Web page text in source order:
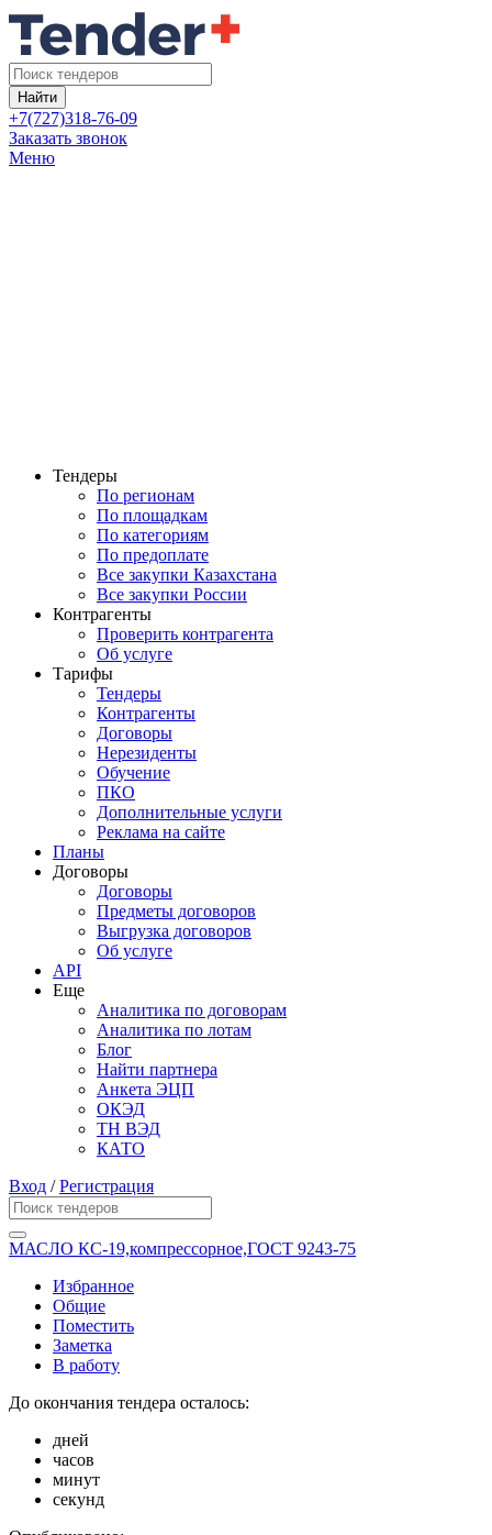
Найти
+7(727)318-76-09
Заказать звонок
Меню
Тендеры
По регионам
По площадкам
По категориям
По предоплате
Все закупки Казахстана
Все закупки России
Контрагенты
Проверить контрагента
Об услуге
Тарифы
Тендеры
Контрагенты
Договоры
Нерезиденты
Обучение
ПКО
Дополнительные услуги
Реклама на сайте
Планы
Договоры
Договоры
Предметы договоров
Выгрузка договоров
Об услуге
API
Еще
Аналитика по договорам
Аналитика по лотам
Блог
Найти партнера
Анкета ЭЦП
ОКЭД
ТН ВЭД
КАТО
Вход /Регистрация
МАСЛО КС-19,компрессорное,ГОСТ 9243-75
Избранное
Общие
Поместить
Заметка
В работу
До окончания тендера осталось:
дней
часов
минут
секунд